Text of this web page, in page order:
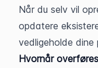
Når du selv vil
opdatere
vedligeholde dine
Hvornår